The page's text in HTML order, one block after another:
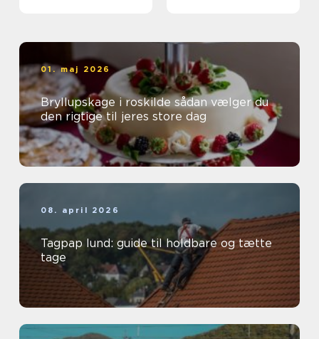
01. maj 2026
Bryllupskage i roskilde sådan vælger du
den rigtige til jeres store dag
08. april 2026
Tagpap lund: guide til holdbare og tætte
tage